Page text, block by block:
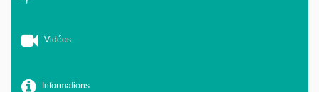
Vidéos
Informations